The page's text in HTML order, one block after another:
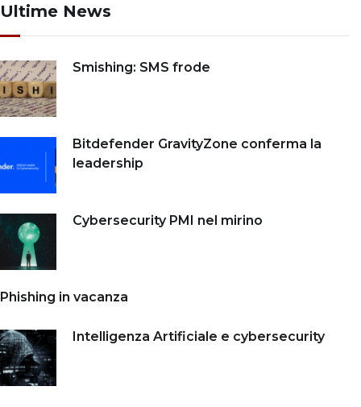
Ultime News
Smishing: SMS frode
Bitdefender GravityZone conferma la
leadership
Cybersecurity PMI nel mirino
Phishing in vacanza
Intelligenza Artificiale e cybersecurity